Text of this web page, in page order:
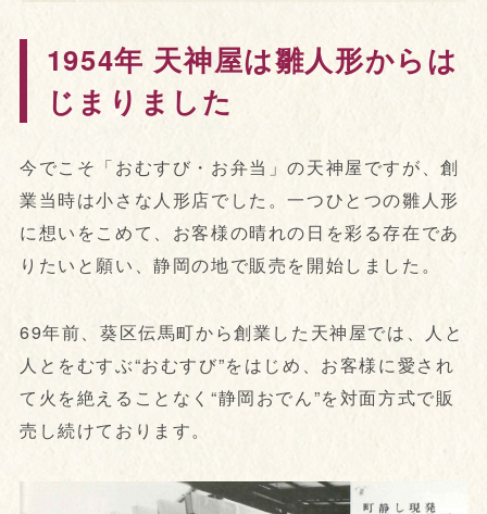
1954年 天神屋は雛人形からは
じまりました
今でこそ「おむすび・お弁当」の天神屋ですが、創
業当時は小さな人形店でした。一つひとつの雛人形
に想いをこめて、お客様の晴れの日を彩る存在であ
りたいと願い、静岡の地で販売を開始しました。
69年前、葵区伝馬町から創業した天神屋では、人と
人とをむすぶ“おむすび”をはじめ、お客様に愛され
て火を絶えることなく“静岡おでん”を対面方式で販
売し続けております。